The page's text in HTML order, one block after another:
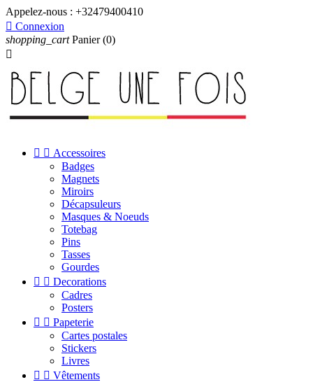
Appelez-nous : +32479400410
 Connexion
shopping_cart Panier (0)

  Accessoires
Badges
Magnets
Miroirs
Décapsuleurs
Masques & Noeuds
Totebag
Pins
Tasses
Gourdes
  Decorations
Cadres
Posters
  Papeterie
Cartes postales
Stickers
Livres
  Vêtements